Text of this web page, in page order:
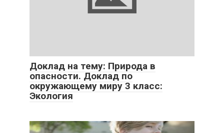
Доклад на тему: Природа в
опасности. Доклад по
окружающему миру 3 класс:
Экология